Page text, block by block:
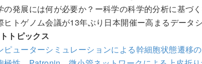
の発展には何が必要か？ー科学の科学的分析に基づく
ヒトゲノム会議が13年ぶり日本開催ー高まるデータ
トピックス
ピューターシミュレーションによる幹細胞状態遷移